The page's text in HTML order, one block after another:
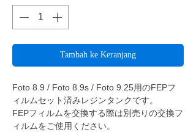
Tambah ke Keranjang
Foto 8.9 / Foto 8.9s / Foto 9.25用のFEPフ
ィルムセット済みレジンタンクです。
FEPフィルムを交換する際は別売りの交換フ
ィルムをご使用ください。